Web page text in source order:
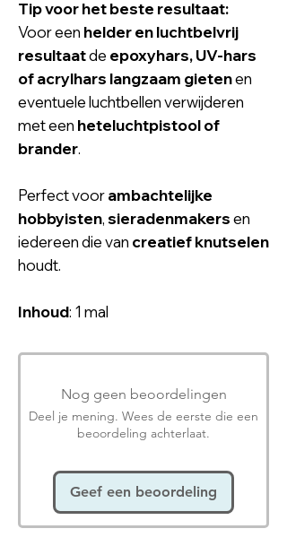
Tip voor het beste resultaat:
Voor een helder en luchtbelvrij
resultaatde epoxyhars,UV-hars
of acrylhars langzaam gietenen
eventuele luchtbellen verwijderen
met een heteluchtpistool of
brander.
Perfect voorambachtelijke
hobbyisten,sieradenmakersen
iedereen die van creatief knutselen
houdt.
Inhoud: 1 mal
Nog geen beoordelingen
Deel je mening. Wees de eerste die een
beoordeling achterlaat.
Geef een beoordeling